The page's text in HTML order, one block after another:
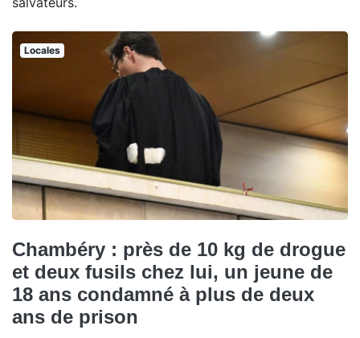
Locales
Chambéry : près de 10 kg de drogue
et deux fusils chez lui, un jeune de
18 ans condamné à plus de deux
ans de prison